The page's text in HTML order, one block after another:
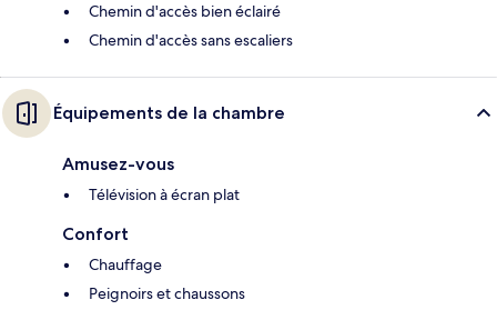
Chemin d'accès bien éclairé
Chemin d'accès sans escaliers
Équipements de la chambre
Amusez-vous
Télévision à écran plat
Confort
Chauffage
Peignoirs et chaussons